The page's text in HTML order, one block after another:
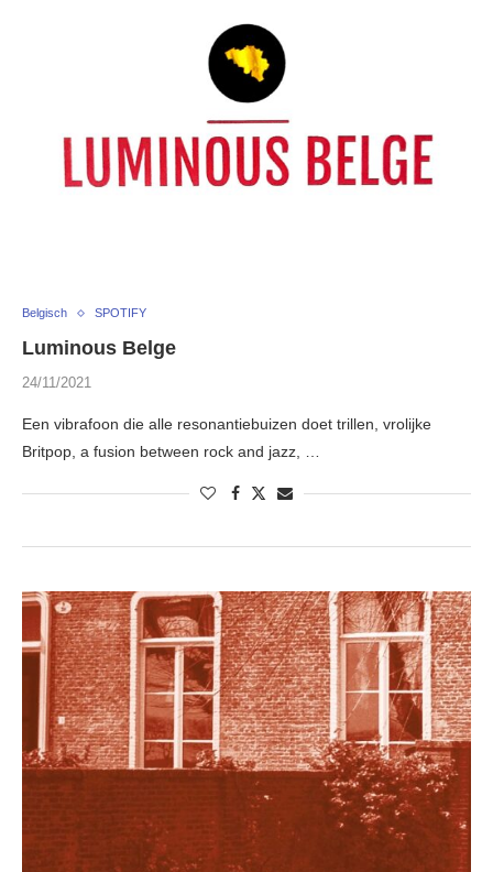
Belgisch SPOTIFY
Luminous Belge
24/11/2021
Een vibrafoon die alle resonantiebuizen doet trillen, vrolijke
Britpop, a fusion between rock and jazz, …